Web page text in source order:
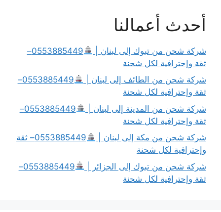
أحدث أعمالنا
شركة شحن من تبوك إلى لبنان |
0553885449–
ثقة وإحترافية لكل شحنة
شركة شحن من الطائف إلى لبنان |
0553885449–
ثقة وإحترافية لكل شحنة
شركة شحن من المدينة إلى لبنان |
0553885449–
ثقة وإحترافية لكل شحنة
شركة شحن من مكة إلى لبنان |
0553885449– ثقة
وإحترافية لكل شحنة
شركة شحن من تبوك إلى الجزائر |
0553885449–
ثقة وإحترافية لكل شحنة